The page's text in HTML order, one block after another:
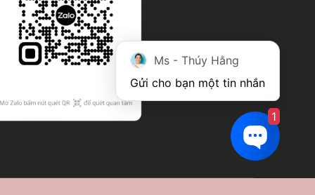
Ms - Thúy Hằng
Gửi cho bạn một tin nhắn
1